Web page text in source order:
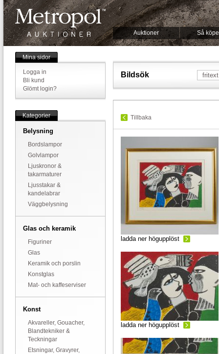
Auktioner Så
Mina sidor
Logga in
Bli kund
Glömt login?
Kategorier
Belysning
Bordslampor
Golvlampor
Ljuskronor &
takarmaturer
Ljusstakar &
kandelabrar
Väggbelysning
Glas och keramik
Figuriner
Glas
Keramik och porslin
Konstglas
Mat- och kaffeserviser
Konst
Akvareller, Gouacher,
Blandtekniker &
Teckningar
Etsningar, Gravyrer,
Bildsök
Tillbaka
ladda ner högupplöst
ladda ner högupplöst